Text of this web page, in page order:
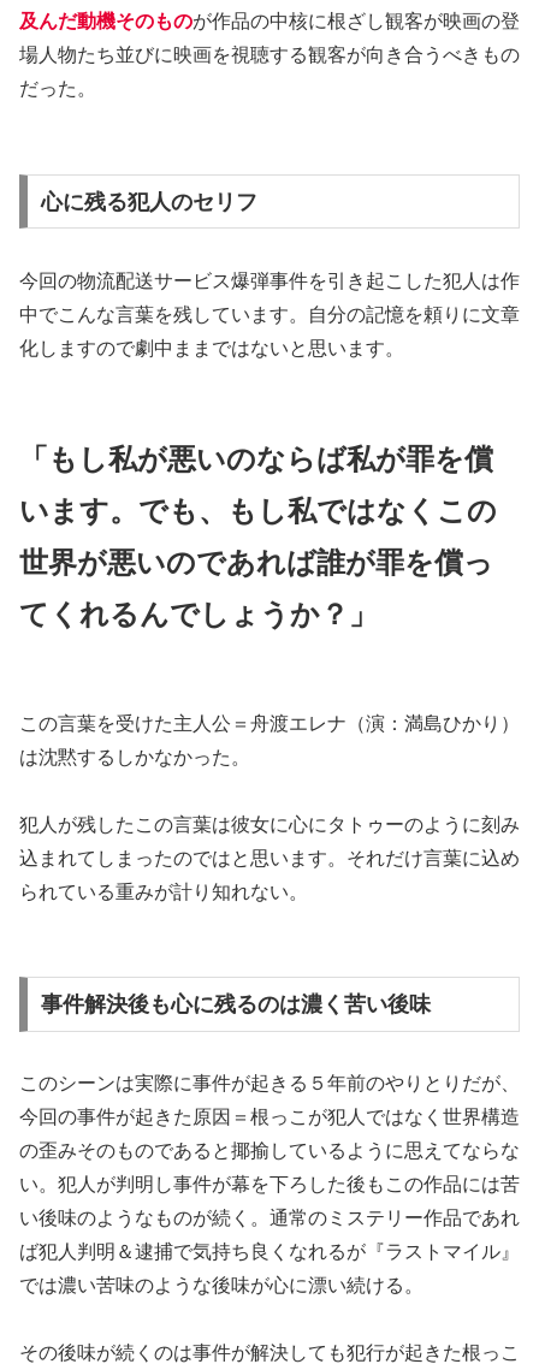
及んだ動機そのものが作品の中核に根ざし観客が映画の登
場人物たち並びに映画を視聴する観客が向き合うべきもの
だった。
心に残る犯人のセリフ
今回の物流配送サービス爆弾事件を引き起こした犯人は作
中でこんな言葉を残しています。自分の記憶を頼りに文章
化しますので劇中ままではないと思います。
「もし私が悪いのならば私が罪を償
います。でも、もし私ではなくこの
世界が悪いのであれば誰が罪を償っ
てくれるんでしょうか？」
この言葉を受けた主人公＝舟渡エレナ（演：満島ひかり）
は沈黙するしかなかった。
犯人が残したこの言葉は彼女に心にタトゥーのように刻み
込まれてしまったのではと思います。それだけ言葉に込め
られている重みが計り知れない。
事件解決後も心に残るのは濃く苦い後味
このシーンは実際に事件が起きる５年前のやりとりだが、
今回の事件が起きた原因＝根っこが犯人ではなく世界構造
の歪みそのものであると揶揄しているように思えてならな
い。犯人が判明し事件が幕を下ろした後もこの作品には苦
い後味のようなものが続く。通常のミステリー作品であれ
ば犯人判明＆逮捕で気持ち良くなれるが『ラストマイル』
では濃い苦味のような後味が心に漂い続ける。
その後味が続くのは事件が解決しても犯行が起きた根っこ